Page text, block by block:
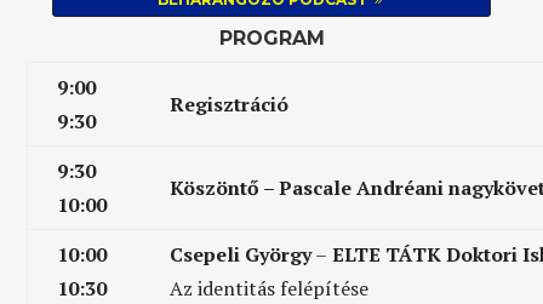
PROGRAM
9:00
9:30
Regisztráció
9:30
10:00
Köszöntő – Pascale Andréani
10:00
10:30
Csepeli György– ELTE TÁTK Doktori
Az identitás felépítése